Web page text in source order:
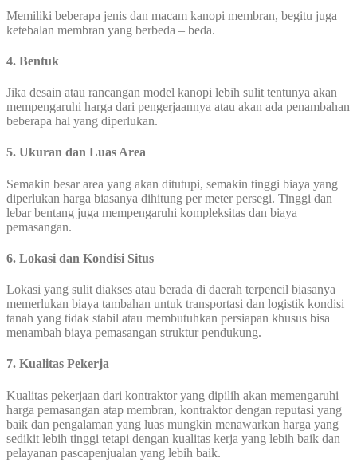
Memiliki beberapa jenis dan macam kanopi membran, begitu juga
ketebalan membran yang berbeda – beda.
4. Bentuk
Jika desain atau rancangan model kanopi lebih sulit tentunya akan
mempengaruhi harga dari pengerjaannya atau akan ada penambahan
beberapa hal yang diperlukan.
5. Ukuran dan Luas Area
Semakin besar area yang akan ditutupi, semakin tinggi biaya yang
diperlukan harga biasanya dihitung per meter persegi. Tinggi dan
lebar bentang juga mempengaruhi kompleksitas dan biaya
pemasangan.
6. Lokasi dan Kondisi Situs
Lokasi yang sulit diakses atau berada di daerah terpencil biasanya
memerlukan biaya tambahan untuk transportasi dan logistik kondisi
tanah yang tidak stabil atau membutuhkan persiapan khusus bisa
menambah biaya pemasangan struktur pendukung.
7. Kualitas Pekerja
Kualitas pekerjaan dari kontraktor yang dipilih akan memengaruhi
harga pemasangan atap membran, kontraktor dengan reputasi yang
baik dan pengalaman yang luas mungkin menawarkan harga yang
sedikit lebih tinggi tetapi dengan kualitas kerja yang lebih baik dan
pelayanan pascapenjualan yang lebih baik.